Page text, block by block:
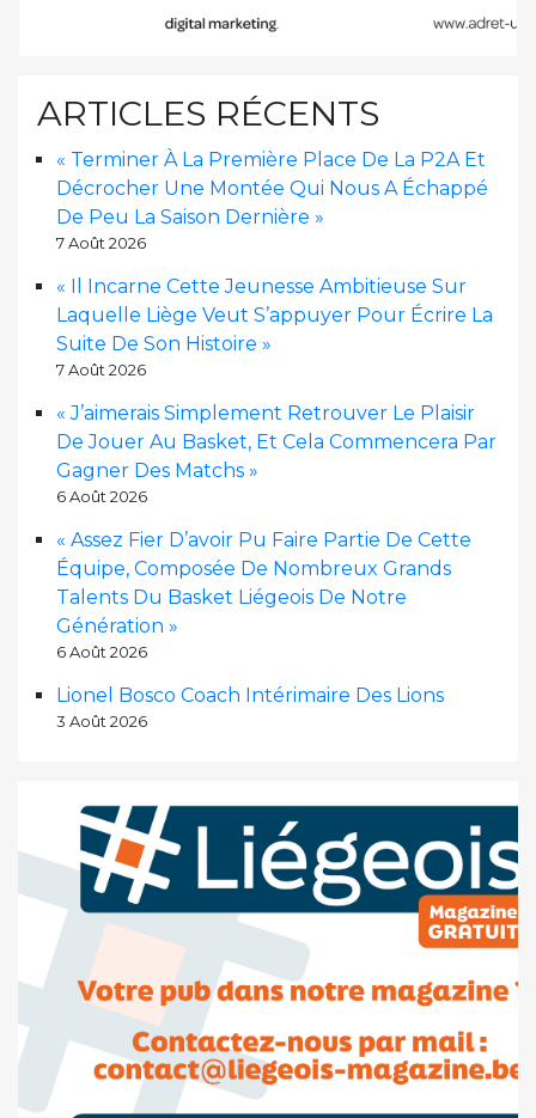
ARTICLES RÉCENTS
« Terminer À La Première Place De La P2A Et
Décrocher Une Montée Qui Nous A Échappé
De Peu La Saison Dernière »
7 Août 2026
« Il Incarne Cette Jeunesse Ambitieuse Sur
Laquelle Liège Veut S’appuyer Pour Écrire La
Suite De Son Histoire »
7 Août 2026
« J’aimerais Simplement Retrouver Le Plaisir
De Jouer Au Basket, Et Cela Commencera Par
Gagner Des Matchs »
6 Août 2026
« Assez Fier D’avoir Pu Faire Partie De Cette
Équipe, Composée De Nombreux Grands
Talents Du Basket Liégeois De Notre
Génération »
6 Août 2026
Lionel Bosco Coach Intérimaire Des Lions
3 Août 2026